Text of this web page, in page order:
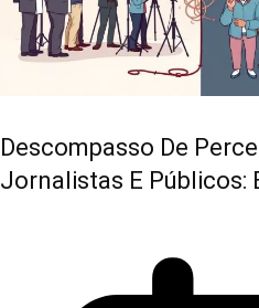
Descompasso De
Jornalistas E Públicos: